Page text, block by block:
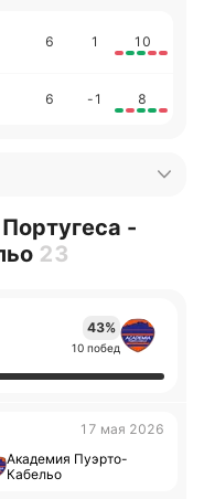
6 1 10
6 -1 8
-
23
43%
10 побед
17 мая 2026
Академия Пуэрто-
Кабельо